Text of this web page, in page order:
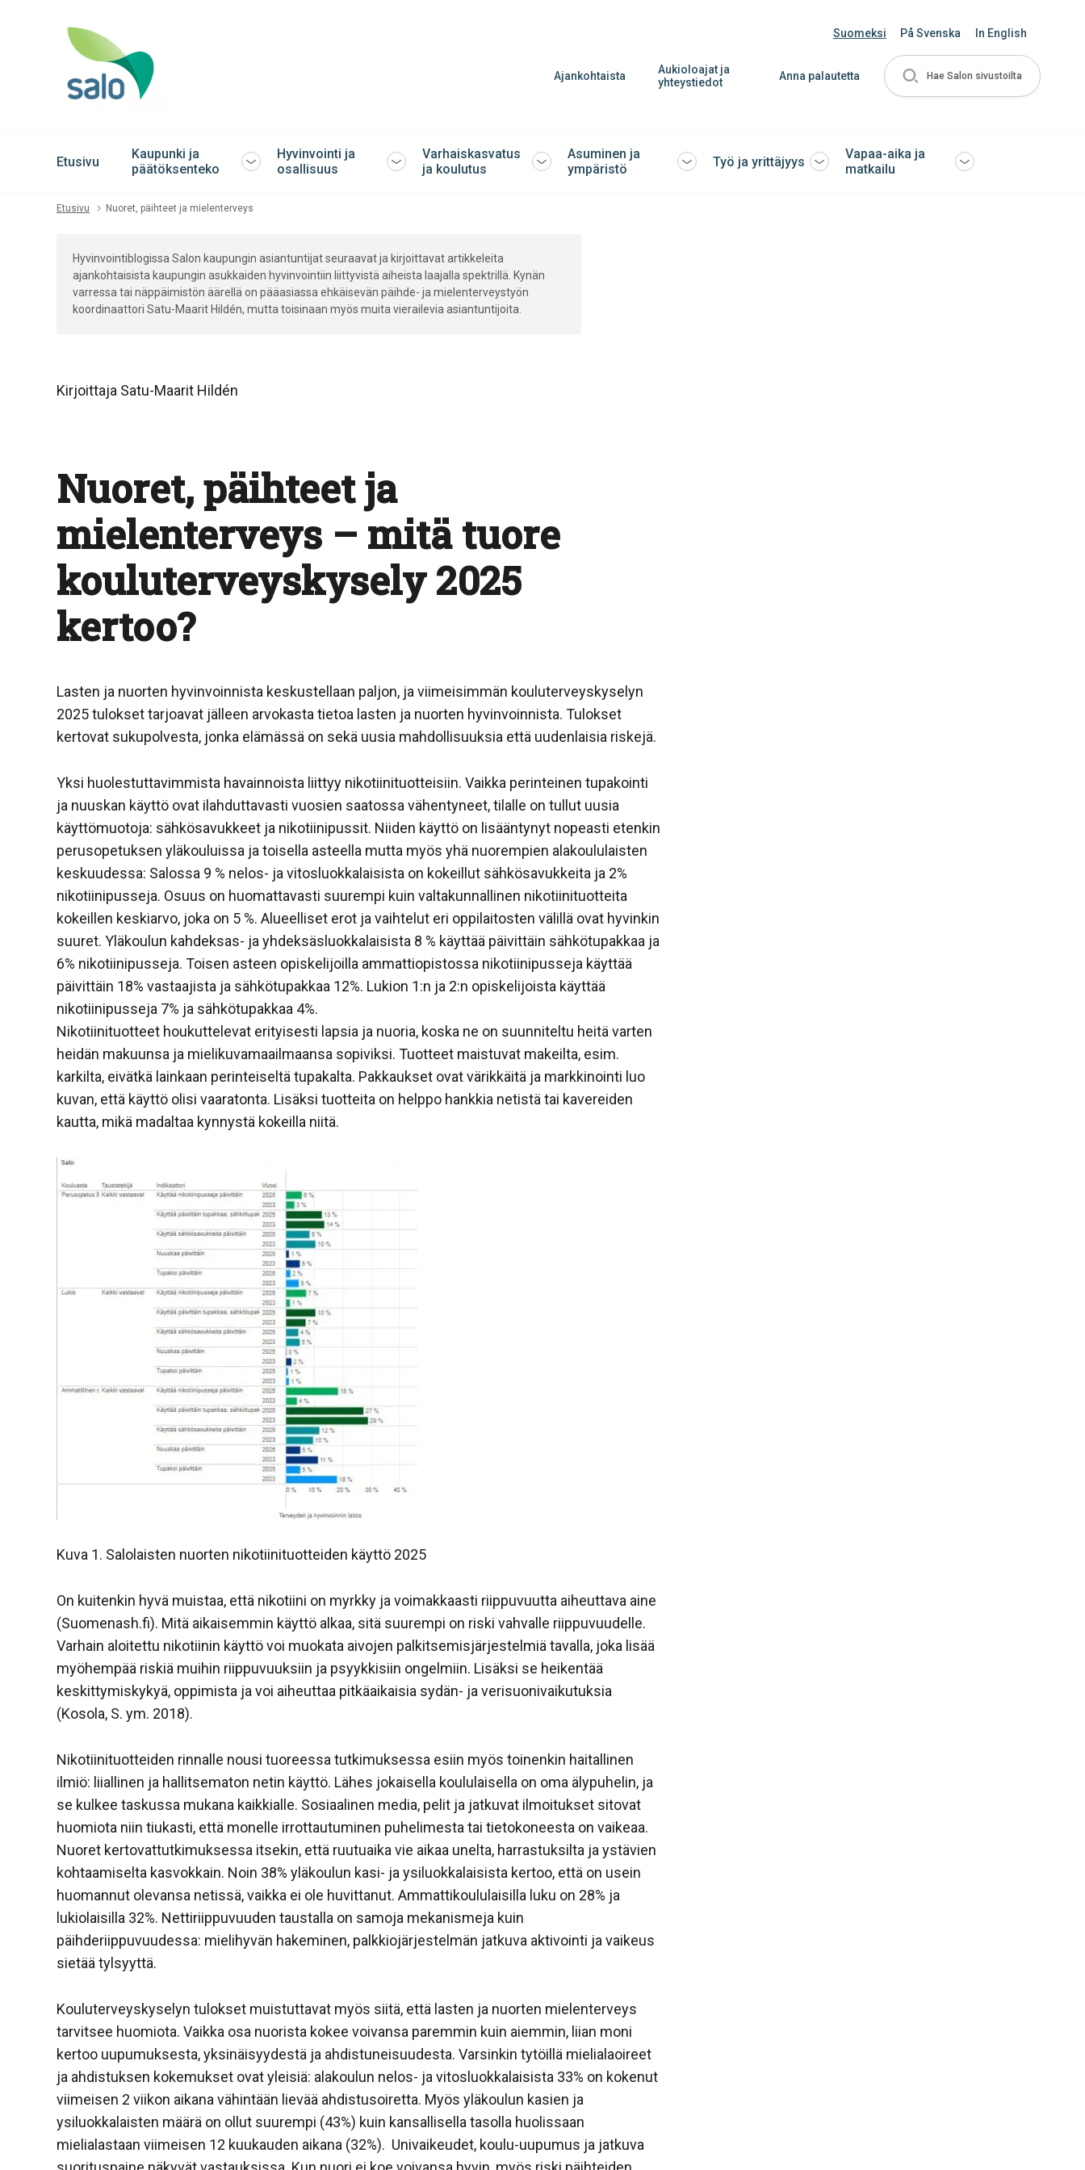
Suomeksi På Svenska In English
Ajankohtaista
Aukioloajat ja
yhteystiedot
Anna palautetta Hae Salon sivustoilta
Etusivu
Kaupunki ja
päätöksenteko
Avaa
sulje
Hyvinvointi ja
osallisuus
Avaa
Varhaiskasvatus
ja koulutus
Avaa
Asuminen ja
ympäristö
Avaa
Työ ja yrittäjyys Avaa
Vapaa-aika ja
matkailu
Avaa
Etusivu Nuoret, päihteet ja mielenterveys
Hyvinvointiblogissa Salon kaupungin asiantuntijat seuraavat ja kirjoittavat artikkeleita
ajankohtaisista kaupungin asukkaiden hyvinvointiin liittyvistä aiheista laajalla spektrillä. Kynän
varressa tai näppäimistön äärellä on pääasiassa ehkäisevän päihde- ja mielenterveystyön
koordinaattori Satu-Maarit Hildén, mutta toisinaan myös muita vierailevia asiantuntijoita.
Kirjoittaja Satu-Maarit Hildén
Nuoret, päihteet ja
mielenterveys – mitä tuore
kouluterveyskysely 2025
kertoo?
Lasten ja nuorten hyvinvoinnista keskustellaan paljon, ja viimeisimmän kouluterveyskyselyn
2025 tulokset tarjoavat jälleen arvokasta tietoa lasten ja nuorten hyvinvoinnista. Tulokset
kertovat sukupolvesta, jonka elämässä on sekä uusia mahdollisuuksia että uudenlaisia riskejä.
Yksi huolestuttavimmista havainnoista liittyy nikotiinituotteisiin. Vaikka perinteinen tupakointi
ja nuuskan käyttö ovat ilahduttavasti vuosien saatossa vähentyneet, tilalle on tullut uusia
käyttömuotoja: sähkösavukkeet ja nikotiinipussit. Niiden käyttö on lisääntynyt nopeasti etenkin
perusopetuksen yläkouluissa ja toisella asteella mutta myös yhä nuorempien alakoululaisten
keskuudessa: Salossa 9 % nelos- ja vitosluokkalaisista on kokeillut sähkösavukkeita ja 2%
nikotiinipusseja. Osuus on huomattavasti suurempi kuin valtakunnallinen nikotiinituotteita
kokeillen keskiarvo, joka on 5 %. Alueelliset erot ja vaihtelut eri oppilaitosten välillä ovat hyvinkin
suuret. Yläkoulun kahdeksas- ja yhdeksäsluokkalaisista 8 % käyttää päivittäin sähkötupakkaa ja
6% nikotiinipusseja. Toisen asteen opiskelijoilla ammattiopistossa nikotiinipusseja käyttää
päivittäin 18% vastaajista ja sähkötupakkaa 12%. Lukion 1:n ja 2:n opiskelijoista käyttää
nikotiinipusseja 7% ja sähkötupakkaa 4%.
Nikotiinituotteet houkuttelevat erityisesti lapsia ja nuoria, koska ne on suunniteltu heitä varten
heidän makuunsa ja mielikuvamaailmaansa sopiviksi. Tuotteet maistuvat makeilta, esim.
karkilta, eivätkä lainkaan perinteiseltä tupakalta. Pakkaukset ovat värikkäitä ja markkinointi luo
kuvan, että käyttö olisi vaaratonta. Lisäksi tuotteita on helppo hankkia netistä tai kavereiden
kautta, mikä madaltaa kynnystä kokeilla niitä.
Kuva 1. Salolaisten nuorten nikotiinituotteiden käyttö 2025
On kuitenkin hyvä muistaa, että nikotiini on myrkky ja voimakkaasti riippuvuutta aiheuttava aine
(Suomenash.fi). Mitä aikaisemmin käyttö alkaa, sitä suurempi on riski vahvalle riippuvuudelle.
Varhain aloitettu nikotiinin käyttö voi muokata aivojen palkitsemisjärjestelmiä tavalla, joka lisää
myöhempää riskiä muihin riippuvuuksiin ja psyykkisiin ongelmiin. Lisäksi se heikentää
keskittymiskykyä, oppimista ja voi aiheuttaa pitkäaikaisia sydän- ja verisuonivaikutuksia
(Kosola, S. ym. 2018).
Nikotiinituotteiden rinnalle nousi tuoreessa tutkimuksessa esiin myös toinenkin haitallinen
ilmiö: liiallinen ja hallitsematon netin käyttö. Lähes jokaisella koululaisella on oma älypuhelin, ja
se kulkee taskussa mukana kaikkialle. Sosiaalinen media, pelit ja jatkuvat ilmoitukset sitovat
huomiota niin tiukasti, että monelle irrottautuminen puhelimesta tai tietokoneesta on vaikeaa.
Nuoret kertovattutkimuksessa itsekin, että ruutuaika vie aikaa unelta, harrastuksilta ja ystävien
kohtaamiselta kasvokkain. Noin 38% yläkoulun kasi- ja ysiluokkalaisista kertoo, että on usein
huomannut olevansa netissä, vaikka ei ole huvittanut. Ammattikoululaisilla luku on 28% ja
lukiolaisilla 32%. Nettiriippuvuuden taustalla on samoja mekanismeja kuin
päihderiippuvuudessa: mielihyvän hakeminen, palkkiojärjestelmän jatkuva aktivointi ja vaikeus
sietää tylsyyttä.
Kouluterveyskyselyn tulokset muistuttavat myös siitä, että lasten ja nuorten mielenterveys
tarvitsee huomiota. Vaikka osa nuorista kokee voivansa paremmin kuin aiemmin, liian moni
kertoo uupumuksesta, yksinäisyydestä ja ahdistuneisuudesta. Varsinkin tytöillä mielialaoireet
ja ahdistuksen kokemukset ovat yleisiä: alakoulun nelos- ja vitosluokkalaisista 33% on kokenut
viimeisen 2 viikon aikana vähintään lievää ahdistusoiretta. Myös yläkoulun kasien ja
ysiluokkalaisten määrä on ollut suurempi (43%) kuin kansallisella tasolla huolissaan
mielialastaan viimeisen 12 kuukauden aikana (32%). Univaikeudet, koulu-uupumus ja jatkuva